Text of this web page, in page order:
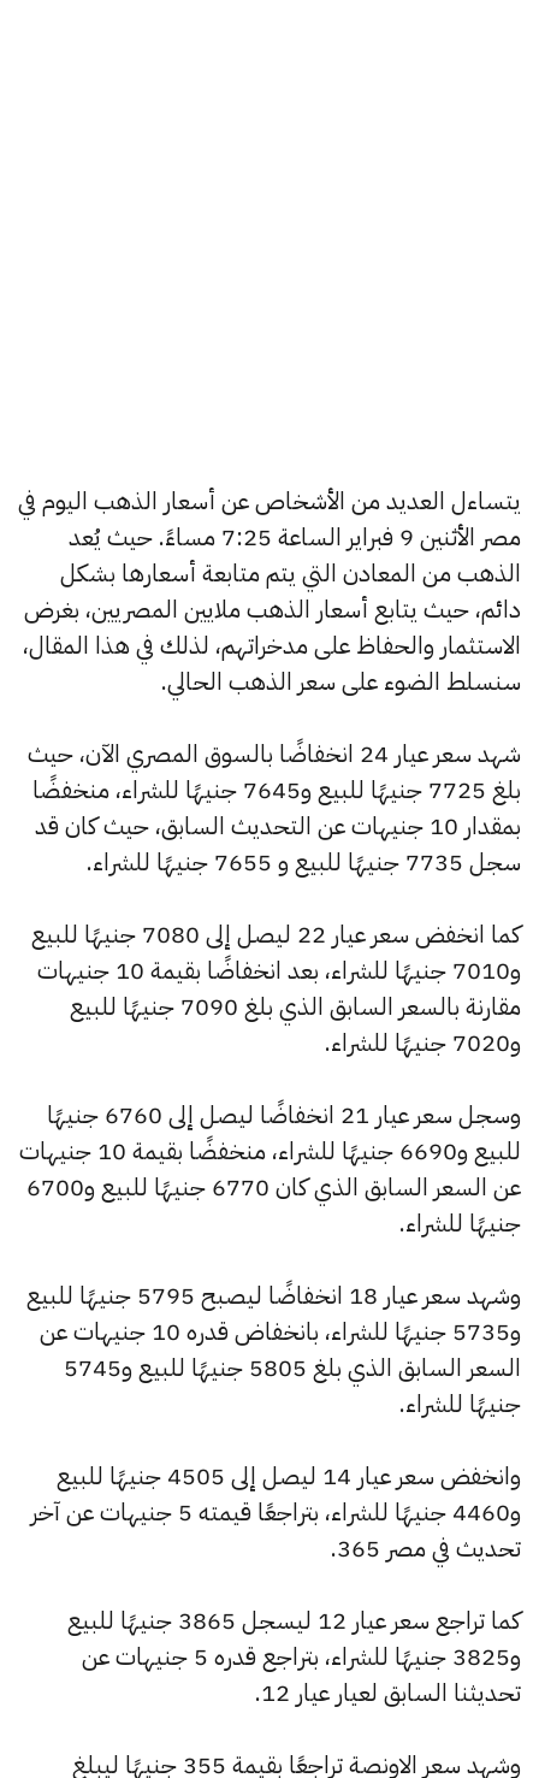
يتساءل العديد من الأشخاص عن أسعار الذهب اليوم في
مصر الأثنين 9 فبراير الساعة 7:25 مساءً. حيث يُعد
الذهب من المعادن التي يتم متابعة أسعارها بشكل
دائم، حيث يتابع أسعار الذهب ملايين المصريين، بغرض
الاستثمار والحفاظ على مدخراتهم، لذلك في هذا المقال،
سنسلط الضوء على سعر الذهب الحالي.
شهد سعر عيار 24 انخفاضًا بالسوق المصري الآن، حيث
بلغ 7725 جنيهًا للبيع و7645 جنيهًا للشراء، منخفضًا
بمقدار 10 جنيهات عن التحديث السابق، حيث كان قد
سجل 7735 جنيهًا للبيع و 7655 جنيهًا للشراء.
كما انخفض سعر عيار 22 ليصل إلى 7080 جنيهًا للبيع
و7010 جنيهًا للشراء، بعد انخفاضًا بقيمة 10 جنيهات
مقارنة بالسعر السابق الذي بلغ 7090 جنيهًا للبيع
و7020 جنيهًا للشراء.
وسجل سعر عيار 21 انخفاضًا ليصل إلى 6760 جنيهًا
للبيع و6690 جنيهًا للشراء، منخفضًا بقيمة 10 جنيهات
عن السعر السابق الذي كان 6770 جنيهًا للبيع و6700
جنيهًا للشراء.
وشهد سعر عيار 18 انخفاضًا ليصبح 5795 جنيهًا للبيع
و5735 جنيهًا للشراء، بانخفاض قدره 10 جنيهات عن
السعر السابق الذي بلغ 5805 جنيهًا للبيع و5745
جنيهًا للشراء.
وانخفض سعر عيار 14 ليصل إلى 4505 جنيهًا للبيع
و4460 جنيهًا للشراء، بتراجعًا قيمته 5 جنيهات عن آخر
تحديث في مصر 365.
كما تراجع سعر عيار 12 ليسجل 3865 جنيهًا للبيع
و3825 جنيهًا للشراء، بتراجع قدره 5 جنيهات عن
تحديثنا السابق لعيار عيار 12.
وشهد سعر الاونصة تراجعًا بقيمة 355 جنيهًا ليبلغ